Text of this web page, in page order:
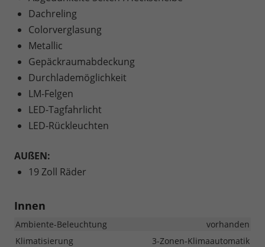
Dachreling
Colorverglasung
Metallic
Gepäckraumabdeckung
Durchlademöglichkeit
LM-Felgen
LED-Tagfahrlicht
LED-Rückleuchten
AUßEN:
19 Zoll Räder
Innen
Ambiente-Beleuchtung
vorhanden
Klimatisierung
3-Zonen-Klimaautomatik